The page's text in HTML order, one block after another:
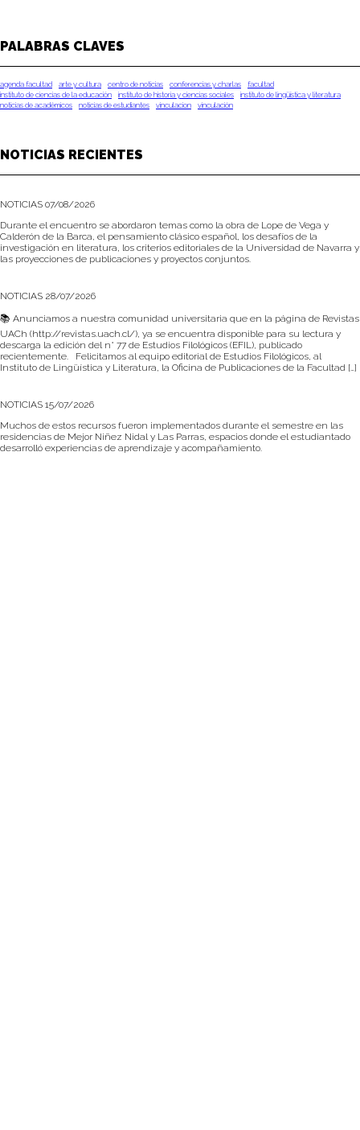
PALABRAS CLAVES
agenda facultad arte y cultura centro de noticias conferencias y charlas
facultad
instituto de ciencias de la educación
instituto de historia y ciencias sociales
instituto de lingüística y literatura
noticias de académicos
noticias de estudiantes vinculacion vinculación
NOTICIAS RECIENTES
NOTICIAS 07/08/2026
Durante el encuentro se abordaron temas como la obra de Lope de Vega y
Calderón de la Barca, el pensamiento clásico español, los desafíos de la
investigación en literatura, los criterios editoriales de la Universidad de Navarra y
las proyecciones de publicaciones y proyectos conjuntos.
NOTICIAS 28/07/2026
📚 Anunciamos a nuestra comunidad universitaria que en la página de Revistas
UACh (http://revistas.uach.cl/), ya se encuentra disponible para su lectura y
descarga la edición del n° 77 de Estudios Filológicos (EFIL), publicado
recientemente. Felicitamos al equipo editorial de Estudios Filológicos, al
Instituto de Lingüística y Literatura, la Oficina de Publicaciones de la Facultad […]
NOTICIAS 15/07/2026
Muchos de estos recursos fueron implementados durante el semestre en las
residencias de Mejor Niñez Nidal y Las Parras, espacios donde el estudiantado
desarrolló experiencias de aprendizaje y acompañamiento.